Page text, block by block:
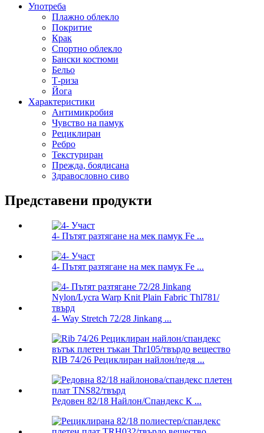
Употреба
Плажно облекло
Покритие
Крак
Спортно облекло
Бански костюми
Бельо
Т-риза
Йога
Характеристики
Антимикробия
Чувство на памук
Рециклиран
Ребро
Текстуриран
Прежда, боядисана
Здравословно сиво
Представени продукти
4- Пътят разтягане на мек памук Fe ...
4- Пътят разтягане на мек памук Fe ...
4- Way Stretch 72/28 Jinkang ...
RIB 74/26 Рециклиран найлон/педя ...
Редовен 82/18 Найлон/Спандекс К ...